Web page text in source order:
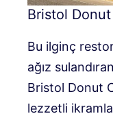
Bristol Donut
Bu ilginç
ağız
Bristol Donut
lezzetli